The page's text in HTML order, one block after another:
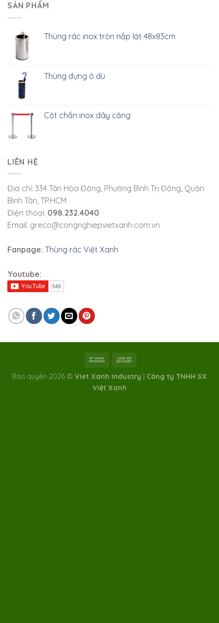
SẢN PHẨM
Thùng rác inox tròn nắp lật 48x83cm
Thùng đựng ô dù
Cột chắn inox dây căng
LIÊN HỆ
Địa chỉ: 334 Tân Hòa Đông, Phường Bình Trị Đông, Quận
Bình Tân, TP.HCM
Điện thoại: 098.232.4040
Email: greco@congnghiepvietxanh.com.vn
Fanpage: Thùng rác Việt Xanh
Youtube:
Bản quyền 2026 © Viet Xanh Industry
Công ty TNHH SX
Việt Xanh